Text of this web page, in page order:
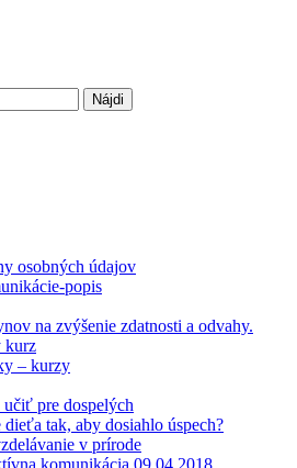
osobných údajov
popis
na zvýšenie zdatnosti a odvahy.
kurz
– kurzy
učiť pre dospelých
tak, aby dosiahlo úspech?
v prírode
komunikácia 09.04.2018